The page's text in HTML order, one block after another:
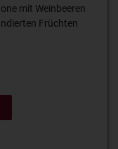
mit Weinbeeren
Früchten